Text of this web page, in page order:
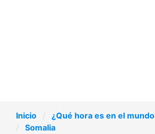
Inicio ¿Qué hora es en el
Somalia